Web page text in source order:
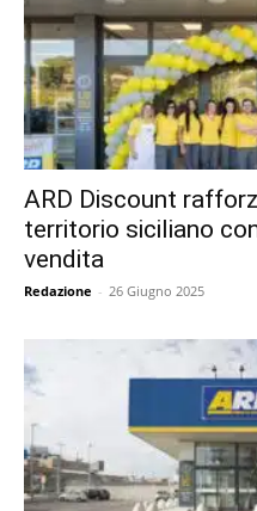
ARD Discount
territorio siciliano
vendita
Redazione - 26 Giugno 2025